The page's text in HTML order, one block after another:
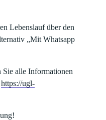
Lebenslauf über den
„Mit Whatsapp
Sie alle Informationen
https://ugl-